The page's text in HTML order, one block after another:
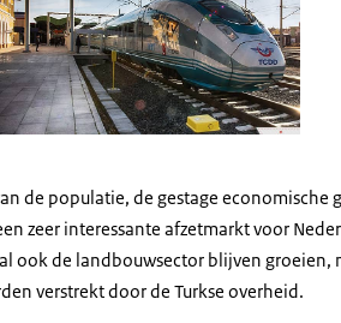
de populatie, de gestage economische
zeer interessante afzetmarkt voor
ook de landbouwsector blijven groeien,
verstrekt door de Turkse overheid.